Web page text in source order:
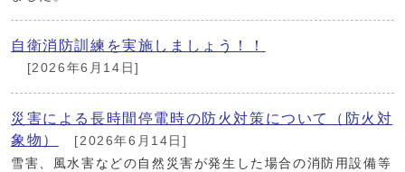
自衛消防訓練を実施しましょう！！
[2026年6月14日]
災害による長時間停電時の防火対策について（防火対
象物）
[2026年6月14日]
雪害、風水害などの自然災害が発生した場合の消防用設備等